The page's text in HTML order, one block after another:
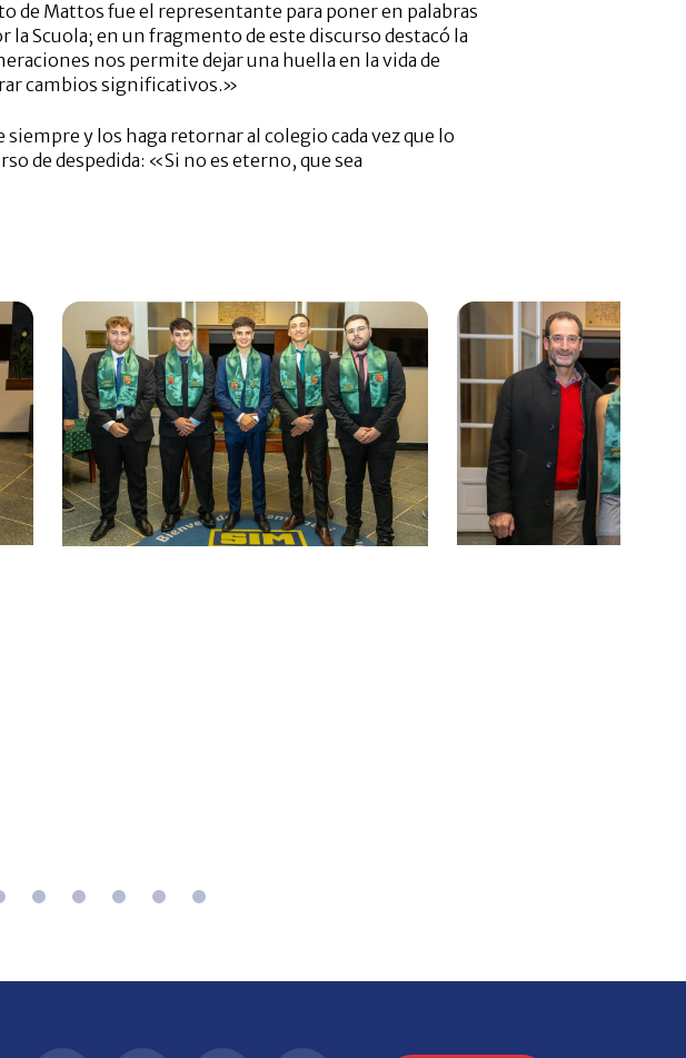
de Mattos fue el representante para poner en palabras
Scuola; en un fragmento de este discurso destacó la
nos permite dejar una huella en la vida de
cambios significativos.»
y los haga retornar al colegio cada vez que lo
de despedida: «Si no es eterno, que sea